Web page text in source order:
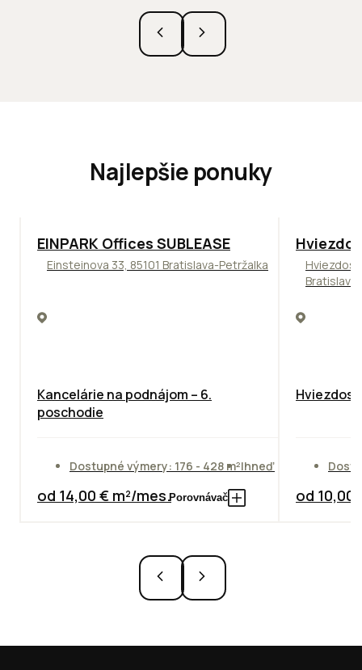
Najlepšie ponuky
TOP ODPORÚČAME
EINPARK Offices SUBLEASE
Einsteinova 33, 85101 Bratislava-Petržalka
Kancelárie na podnájom – 6.
poschodie
Dostupné výmery: 176 - 428 m²Ihneď
od 14,00 € m²/mes.Porovnávač od 10,00